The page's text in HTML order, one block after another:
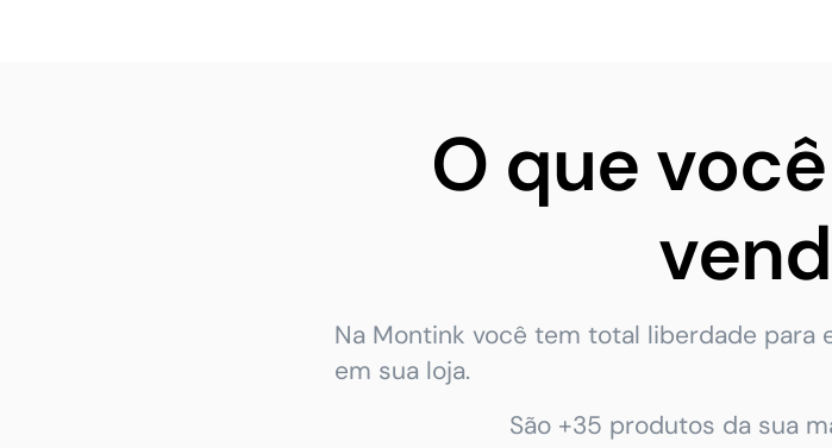
O que
Na Montink você tem total liberdade
em sua loja.
São +35 produtos da sua